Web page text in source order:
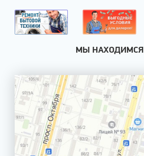
МЫ НАХОДИМСЯ